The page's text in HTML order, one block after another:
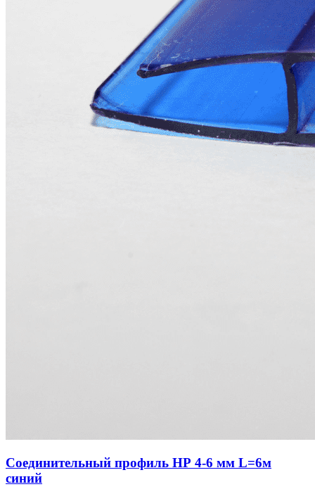
Соединительный профиль НР 4-6 мм L=6м
синий